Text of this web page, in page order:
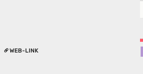
WEB-LINK